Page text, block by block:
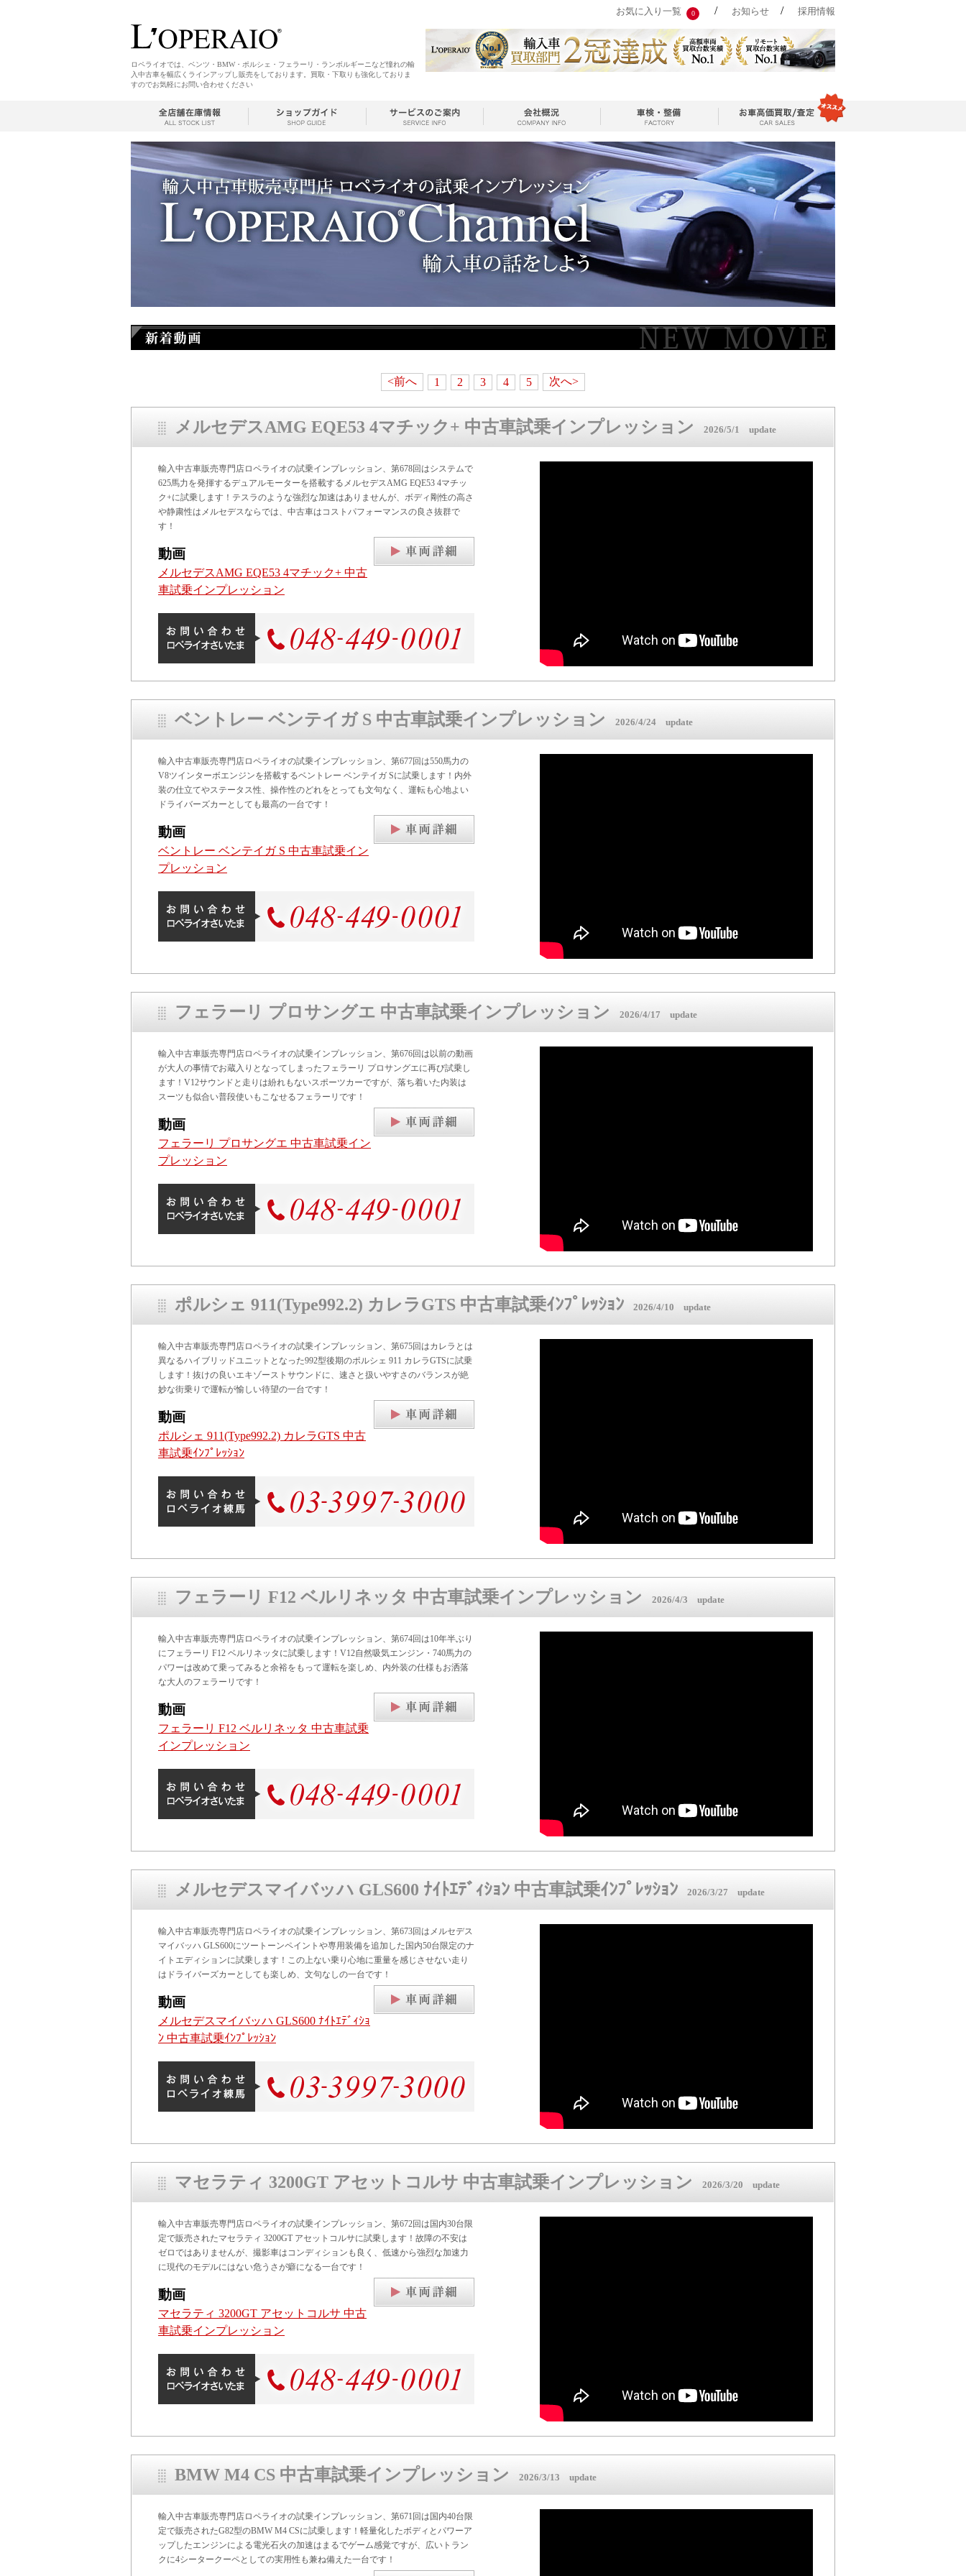
お気に入り一覧 0 / お知らせ / 採用情報
ロペライオでは、ベンツ・BMW・ポルシェ・フェラーリ・ランボルギーニなど憧れの輸
入中古車を幅広くラインアップし販売をしております。買取・下取りも強化しておりま
すのでお気軽にお問い合わせください
<前へ 1 2 3 4 5 次へ>
メルセデスAMG EQE53 4マチック+ 中古車試乗インプレッション 2026/5/1 update
輸入中古車販売専門店ロペライオの試乗インプレッション、第678回はシステムで
625馬力を発揮するデュアルモーターを搭載するメルセデスAMG EQE53 4マチッ
ク+に試乗します！テスラのような強烈な加速はありませんが、ボディ剛性の高さ
や静粛性はメルセデスならでは、中古車はコストパフォーマンスの良さ抜群で
す！
動画
メルセデスAMG EQE53 4マチック+ 中古
車試乗インプレッション
ベントレー ベンテイガ S 中古車試乗インプレッション 2026/4/24 update
輸入中古車販売専門店ロペライオの試乗インプレッション、第677回は550馬力の
V8ツインターボエンジンを搭載するベントレー ベンテイガ Sに試乗します！内外
装の仕立てやステータス性、操作性のどれをとっても文句なく、運転も心地よい
ドライバーズカーとしても最高の一台です！
動画
ベントレー ベンテイガ S 中古車試乗イン
プレッション
フェラーリ プロサングエ 中古車試乗インプレッション 2026/4/17 update
輸入中古車販売専門店ロペライオの試乗インプレッション、第676回は以前の動画
が大人の事情でお蔵入りとなってしまったフェラーリ プロサングエに再び試乗し
ます！V12サウンドと走りは紛れもないスポーツカーですが、落ち着いた内装は
スーツも似合い普段使いもこなせるフェラーリです！
動画
フェラーリ プロサングエ 中古車試乗イン
プレッション
ポルシェ 911(Type992.2) カレラGTS 中古車試乗ｲﾝﾌﾟﾚｯｼｮﾝ 2026/4/10 update
輸入中古車販売専門店ロペライオの試乗インプレッション、第675回はカレラとは
異なるハイブリッドユニットとなった992型後期のポルシェ 911 カレラGTSに試乗
します！抜けの良いエキゾーストサウンドに、速さと扱いやすさのバランスが絶
妙な街乗りで運転が愉しい待望の一台です！
動画
ポルシェ 911(Type992.2) カレラGTS 中古
車試乗ｲﾝﾌﾟﾚｯｼｮﾝ
フェラーリ F12 ベルリネッタ 中古車試乗インプレッション 2026/4/3 update
輸入中古車販売専門店ロペライオの試乗インプレッション、第674回は10年半ぶり
にフェラーリ F12 ベルリネッタに試乗します！V12自然吸気エンジン・740馬力の
パワーは改めて乗ってみると余裕をもって運転を楽しめ、内外装の仕様もお洒落
な大人のフェラーリです！
動画
フェラーリ F12 ベルリネッタ 中古車試乗
インプレッション
メルセデスマイバッハ GLS600 ﾅｲﾄｴﾃﾞｨｼｮﾝ 中古車試乗ｲﾝﾌﾟﾚｯｼｮﾝ 2026/3/27 update
輸入中古車販売専門店ロペライオの試乗インプレッション、第673回はメルセデス
マイバッハ GLS600にツートーンペイントや専用装備を追加した国内50台限定のナ
イトエディションに試乗します！この上ない乗り心地に重量を感じさせない走り
はドライバーズカーとしても楽しめ、文句なしの一台です！
動画
メルセデスマイバッハ GLS600 ﾅｲﾄｴﾃﾞｨｼｮ
ﾝ 中古車試乗ｲﾝﾌﾟﾚｯｼｮﾝ
マセラティ 3200GT アセットコルサ 中古車試乗インプレッション 2026/3/20 update
輸入中古車販売専門店ロペライオの試乗インプレッション、第672回は国内30台限
定で販売されたマセラティ 3200GT アセットコルサに試乗します！故障の不安は
ゼロではありませんが、撮影車はコンディションも良く、低速から強烈な加速力
に現代のモデルにはない危うさが癖になる一台です！
動画
マセラティ 3200GT アセットコルサ 中古
車試乗インプレッション
BMW M4 CS 中古車試乗インプレッション 2026/3/13 update
輸入中古車販売専門店ロペライオの試乗インプレッション、第671回は国内40台限
定で販売されたG82型のBMW M4 CSに試乗します！軽量化したボディとパワーア
ップしたエンジンによる電光石火の加速はまるでゲーム感覚ですが、広いトラン
クに4シータークーペとしての実用性も兼ね備えた一台です！